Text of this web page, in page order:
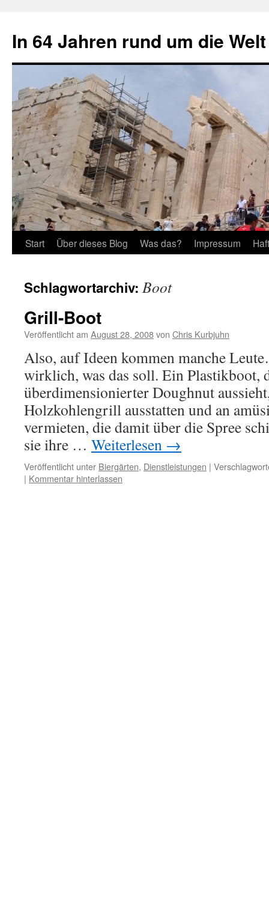
springen
In 64 Jahren rund um die Welt
Start Über dieses Blog Was das? Impressum
Schlagwortarchiv: Boot
Grill-Boot
Veröffentlicht am August 28, 2008von Chris Kurbjuhn
Also, auf Ideen kommen manche
wirklich, was das soll. Ein Plastikboot,
überdimensionierter Doughnut
Holzkohlengrill ausstatten und an
vermieten, die damit über die Spree
sie ihre … Weiterlesen →
Veröffentlicht unter Biergärten, Dienstleistungen |
| Kommentar hinterlassen